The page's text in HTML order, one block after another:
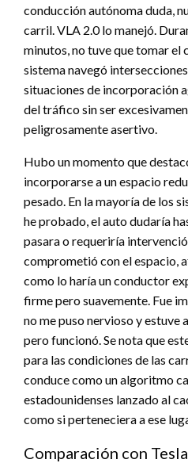
conducción autónoma duda,
carril. VLA 2.0 lo manejó.
minutos, no tuve que tomar el
sistema navegó
situaciones de incorporación
del tráfico sin ser
peligrosamente asertivo.
Hubo un momento que
incorporarse a un espacio
pesado. En la mayoría de los
he probado, el auto dudaría
pasara o requeriría
comprometió con el espacio,
como lo haría un conductor
firme pero suavemente. Fue
no me puso nervioso y estuve
pero funcionó. Se nota que
para las condiciones de las
conduce como un algoritmo
estadounidenses lanzado al
como si perteneciera a ese
Comparación con Tesla